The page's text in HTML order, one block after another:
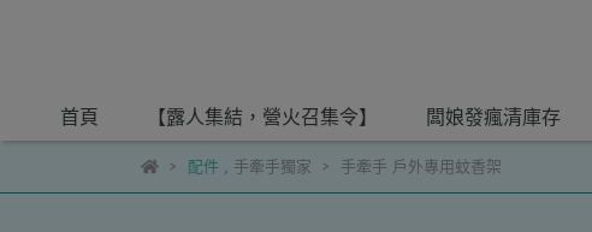
首頁 【露人集結，營火召集令】 闆娘發瘋清庫存
配件, 手牽手獨家 手牽手 戶外專用蚊香架